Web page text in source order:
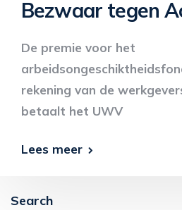
Bezwaar tegen
De premie voor het
rekening van de
betaalt het UWV
Lees meer
Search